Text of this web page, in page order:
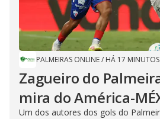
PALMEIRAS ONLINE/ HÁ 17 MINUTOS
Zagueiro do
mira do América-
Um dos autores dos gols do